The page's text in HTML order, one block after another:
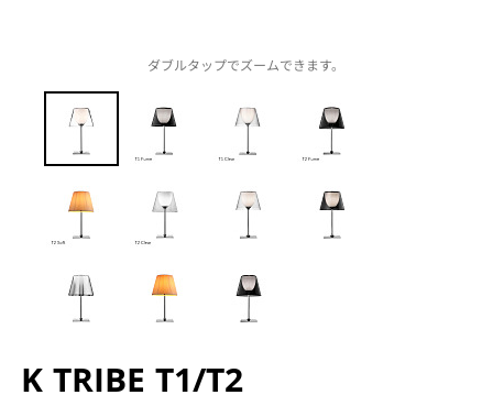
ダブルタップでズームできます。
K TRIBE T1/T2